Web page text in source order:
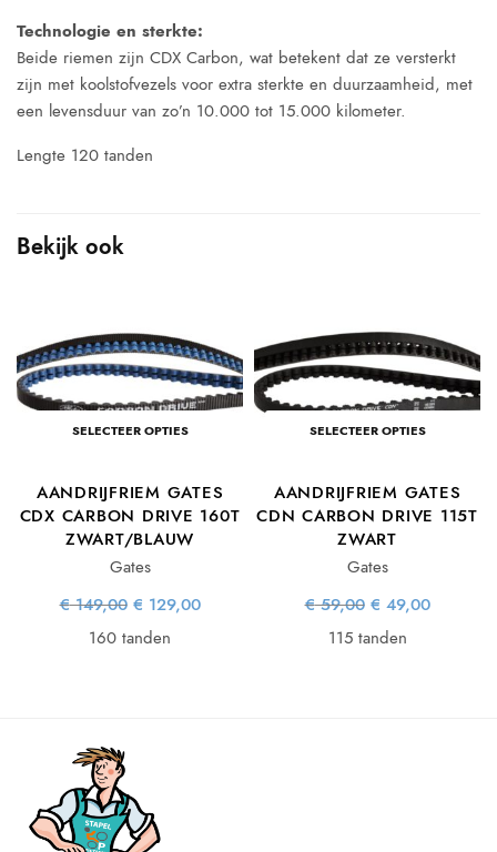
Technologie en sterkte:
Beide riemen zijn CDX Carbon, wat betekent dat ze versterkt
zijn met koolstofvezels voor extra sterkte en duurzaamheid, met
een levensduur van zo’n 10.000 tot 15.000 kilometer.
Lengte 120 tanden
Bekijk ook
SELECTEER OPTIES
AANDRIJFRIEM GATES
CDX CARBON DRIVE 160T
ZWART/BLAUW
Gates
€149,00 Oorspronkelijke
prijs was:
€ 149,00.
€ 129,00
160 tanden
SELECTEER OPTIES
AANDRIJFRIEM GATES
CDN CARBON DRIVE 115T
ZWART
Gates
€59,00 Oorspronkelijke
prijs was:
€ 59,00.
€ 49,00
115 tanden